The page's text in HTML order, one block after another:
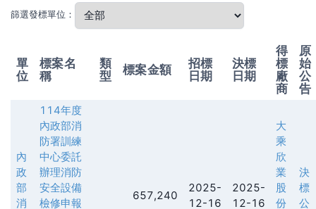
篩選發標單位：
單
位
標案名
稱
類
型
標案金額
招標
日期
決標
日期
得
標
廠
商
原
始
公
告
內
政
部
消
114年度
內政部消
防署訓練
中心委託
辦理消防
安全設備
檢修申報
657,240
2025-
12-16
2025-
12-16
大
乘
欣
業
股
份
決
標
公